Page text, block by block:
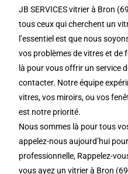
JB SERVICES vitrier à Bron
tous ceux qui cherchent un
l’essentiel est que nous
vos problèmes de vitres et
là pour vous offrir un service
contacter. Notre équipe
vitres, vos miroirs, ou vos
est notre priorité.
Nous sommes là pour tous
appelez-nous aujourd’hui
professionnelle, Rappelez-
vous ayez un vitrier à Bron